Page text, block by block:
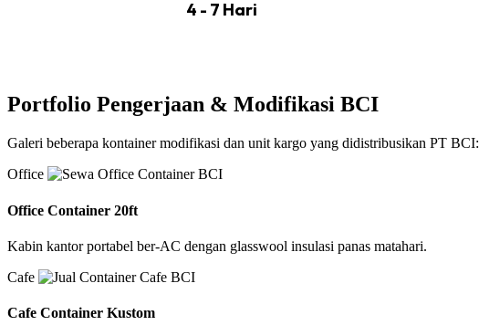
4 - 7 Hari
Portfolio Pengerjaan & Modifikasi BCI
Galeri beberapa kontainer modifikasi dan unit kargo yang didistribusikan PT BCI:
Office
Office Container 20ft
Kabin kantor portabel ber-AC dengan glasswool insulasi panas matahari.
Cafe
Cafe Container Kustom